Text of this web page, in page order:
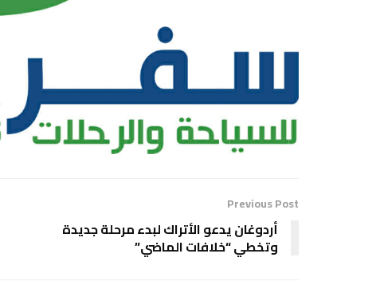
Previous Post
أردوغان يدعو الأتراك لبدء مرحلة جديدة
وتخطي “خلافات الماضي”